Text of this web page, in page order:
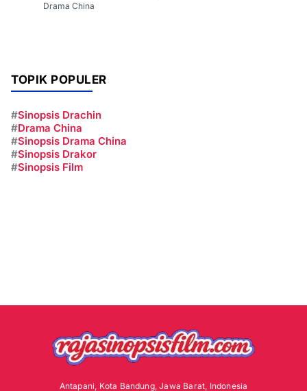
Drama China
TOPIK POPULER
#Sinopsis Drachin
#Drama China
#Sinopsis Drama China
#Sinopsis Drakor
#Sinopsis Film
Antapani, Kota Bandung, Jawa Barat, Indonesia